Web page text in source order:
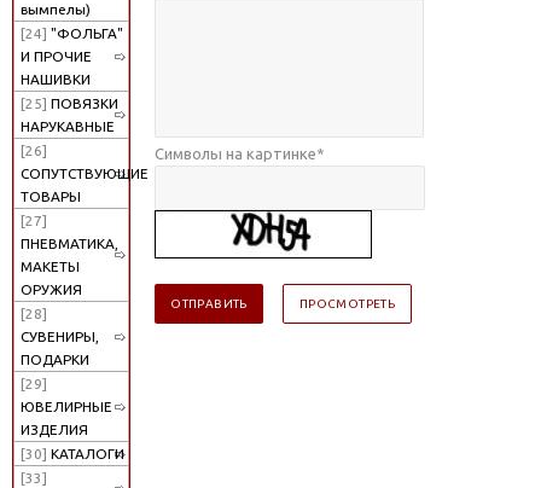
вымпелы)
[24] "ФОЛЬГА"
И ПРОЧИЕ
НАШИВКИ
[25] ПОВЯЗКИ
НАРУКАВНЫЕ
[26]
СОПУТСТВУЮЩИЕ
ТОВАРЫ
[27]
ПНЕВМАТИКА,
МАКЕТЫ
ОРУЖИЯ
[28]
СУВЕНИРЫ,
ПОДАРКИ
[29]
ЮВЕЛИРНЫЕ
ИЗДЕЛИЯ
[30] КАТАЛОГИ
[33]
Символы на картинке*